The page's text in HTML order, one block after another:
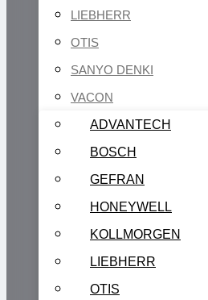
LIEBHERR
OTIS
SANYO DENKI
VACON
ADVANTECH
BOSCH
GEFRAN
HONEYWELL
KOLLMORGEN
LIEBHERR
OTIS